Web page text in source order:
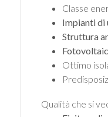
Classe
Impianti di
Struttura
Ottimo
Qualità che si
Qualsiasi